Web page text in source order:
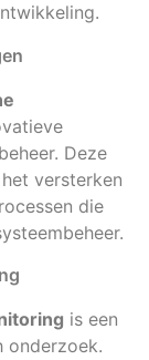
Deze
versterken
die
is een
onderzoek.